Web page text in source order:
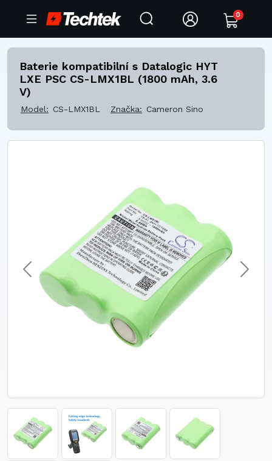
0
Baterie kompatibilní s Datalogic HYT
LXE PSC CS-LMX1BL (1800 mAh, 3.6
V)
Model: CS-LMX1BL Značka: Cameron Sino